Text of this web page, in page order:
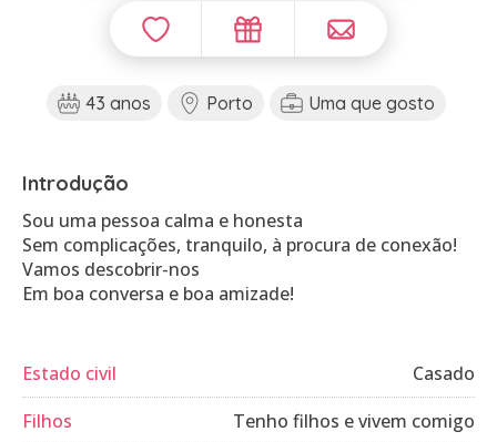
43 anos Porto Uma que gosto
Introdução
Sou uma pessoa calma e honesta
Sem complicações, tranquilo, à procura de conexão!
Vamos descobrir-nos
Estado civil
Casado
Filhos
Tenho filhos e vivem comigo